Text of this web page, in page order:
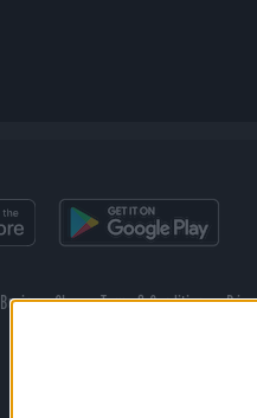
Business Class Terms & Conditions